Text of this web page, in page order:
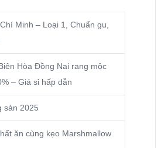
Minh – Loại 1, Chuẩn gu,
Hòa Đồng Nai rang mộc
– Giá sỉ hấp dẫn
sản 2025
ăn cùng kẹo Marshmallow